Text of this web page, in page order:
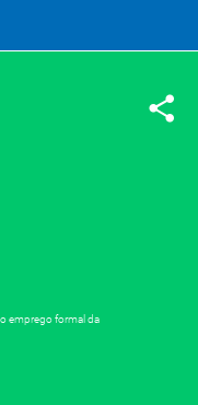
emprego formal da